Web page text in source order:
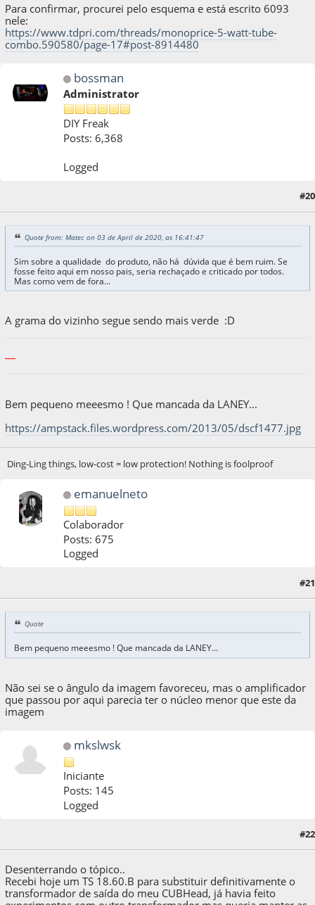
Para confirmar, procurei pelo esquema e está escrito 6093
nele:
https://www.tdpri.com/threads/monoprice-5-watt-tube-
combo.590580/page-17#post-8914480
bossman
Administrator
DIY Freak
Posts: 6,368
Logged
#20
Quote from: Matec on 03 de April de 2020, as 16:41:47
Sim sobre a qualidade do produto, não há dúvida que é bem ruim. Se
fosse feito aqui em nosso pais, seria rechaçado e criticado por todos.
Mas como vem de fora...
A grama do vizinho segue sendo mais verde :D
-----
Bem pequeno meeesmo ! Que mancada da LANEY...
https://ampstack.files.wordpress.com/2013/05/dscf1477.jpg
Ding-Ling things, low-cost = low protection! Nothing is foolproof
emanuelneto
Colaborador
Posts: 675
Logged
#21
Quote
Bem pequeno meeesmo ! Que mancada da LANEY...
Não sei se o ângulo da imagem favoreceu, mas o amplificador
que passou por aqui parecia ter o núcleo menor que este da
imagem
mkslwsk
Iniciante
Posts: 145
Logged
#22
Desenterrando o tópico..
Recebi hoje um TS 18.60.B para substituir definitivamente o
transformador de saída do meu CUBHead, já havia feito